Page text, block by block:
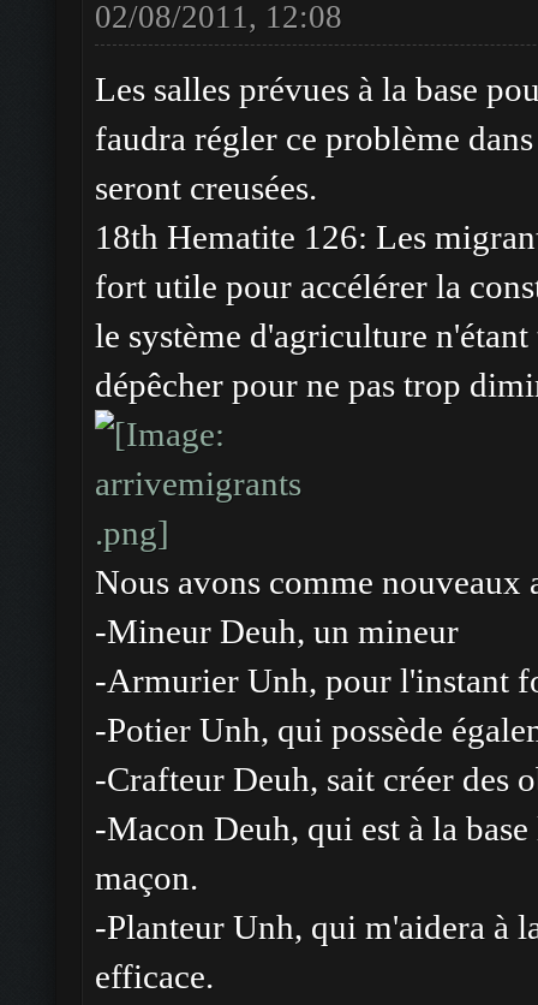
02/08/2011, 12:08
Les salles prévues à la base
faudra régler ce problème
seront creusées.
18th Hematite 126: Les
fort utile pour accélérer la
le système d'agriculture
dépêcher pour ne pas trop
Nous avons comme nouveaux
-Mineur Deuh, un mineur
-Armurier Unh, pour l'instant
-Potier Unh, qui possède
-Crafteur Deuh, sait créer des
-Macon Deuh, qui est à la
maçon.
-Planteur Unh, qui m'aidera à
efficace.